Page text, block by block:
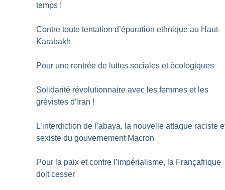
temps !
Contre toute tentation d’épuration ethnique au Haut-
Karabakh
Pour une rentrée de luttes sociales et écologiques
Solidarité révolutionnaire avec les femmes et les
grévistes d’Iran !
L’interdiction de l’abaya, la nouvelle attaque raciste
sexiste du gouvernement Macron
Pour la paix et contre l’impérialisme, la Françafrique
doit cesser